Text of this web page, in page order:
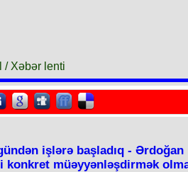
/ Xəbər lenti
işlərə başladıq - Ərdoğan
konkret müəyyənləşdirmək